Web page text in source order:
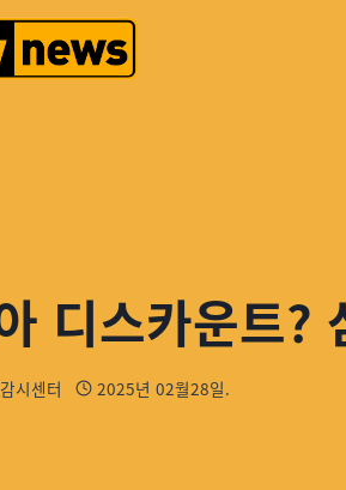
디스카운트?
시센터 2025년 02월28일.